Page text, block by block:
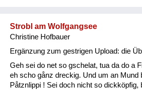
Strobl am Wolfgangsee
Christine Hofbauer
Ergänzung zum gestrigen Upload: die
Geh sei do net so gschelat, tua da do a
eh scho gånz dreckig. Und um an Mund
Påtznlippi ! Sei doch nicht so dickköpfig,